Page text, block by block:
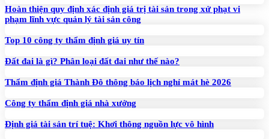
Hoàn thiện quy định xác định giá trị tài sản trong xử phạt vi
phạm lĩnh vực quản lý tài sản công
Top 10 công ty thẩm định giá uy tín
Đất đai là gì? Phân loại đất đai như thế nào?
Thẩm định giá Thành Đô thông báo lịch nghỉ mát hè 2026
Công ty thẩm định giá nhà xưởng
Định giá tài sản trí tuệ: Khơi thông nguồn lực vô hình